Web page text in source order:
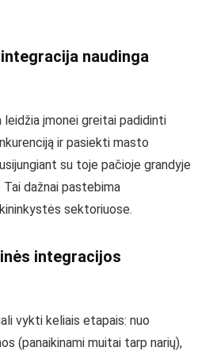
naudinga
įmonei greitai padidinti
ir pasiekti masto
su toje pačioje grandyje
dažnai pastebima
sektoriuose.
integracijos
vykti keliais etapais: nuo
(panaikinami muitai tarp narių),